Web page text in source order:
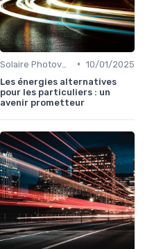
• 10/01/2025
Les énergies alternatives
pour les particuliers : un
avenir prometteur